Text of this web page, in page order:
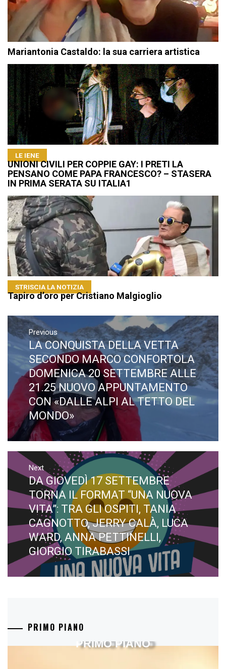
Mariantonia Castaldo: la sua carriera artistica
LE IENE
UNIONI CIVILI PER COPPIE GAY: I PRETI LA
PENSANO COME PAPA FRANCESCO? – STASERA
IN PRIMA SERATA SU ITALIA1
STRISCIA LA NOTIZIA
Tapiro d’oro per Cristiano Malgioglio
Navigazione
articoli
Previous
Previous
post:
LA CONQUISTA DELLA VETTA
SECONDO MARCO CONFORTOLA
DOMENICA 20 SETTEMBRE ALLE
21.25 NUOVO APPUNTAMENTO
CON «DALLE ALPI AL TETTO DEL
MONDO»
Next
Next
post:
DA GIOVEDÌ 17 SETTEMBRE
TORNA IL FORMAT “UNA NUOVA
VITA”: TRA GLI OSPITI, TANIA
CAGNOTTO, JERRY CALÀ, LUCA
WARD, ANNA PETTINELLI,
GIORGIO TIRABASSI
PRIMO PIANO
PRIMO PIANO